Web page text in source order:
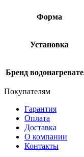
Форма
Установка
Бренд
Покупателям
Гарантия
Оплата
Доставка
О компании
Контакты